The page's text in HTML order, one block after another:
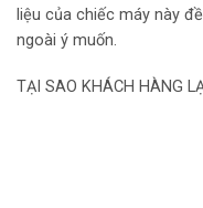
liệu của chiếc máy này
ngoài ý muốn.
TẠI SAO KHÁCH HÀNG